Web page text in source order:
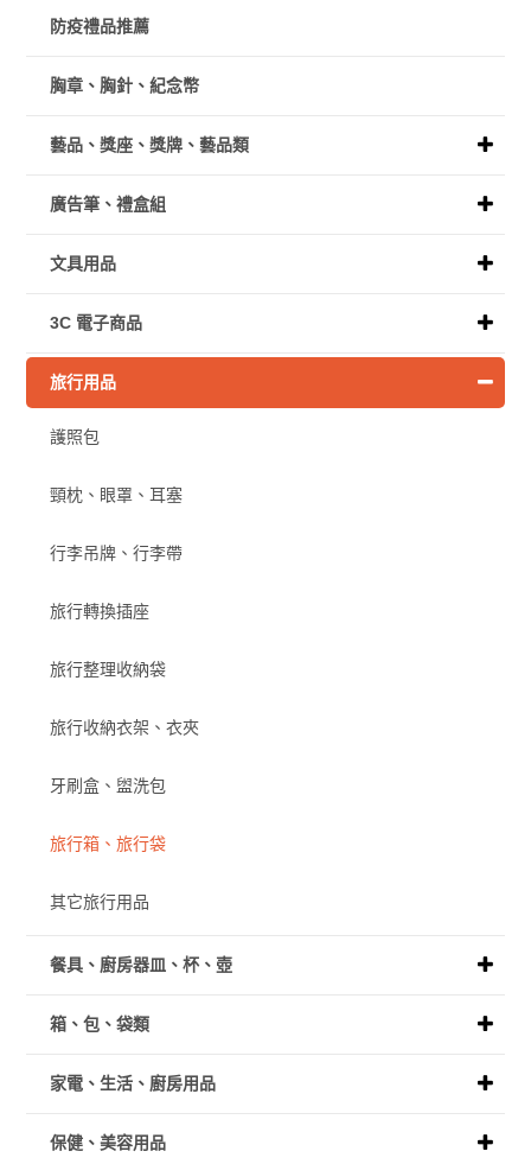
防疫禮品推薦
胸章、胸針、紀念幣
藝品、獎座、獎牌、藝品類
廣告筆、禮盒組
文具用品
3C 電子商品
旅行用品
護照包
頸枕、眼罩、耳塞
行李吊牌、行李帶
旅行轉換插座
旅行整理收納袋
旅行收納衣架、衣夾
牙刷盒、盥洗包
旅行箱、旅行袋
其它旅行用品
餐具、廚房器皿、杯、壺
箱、包、袋類
家電、生活、廚房用品
保健、美容用品